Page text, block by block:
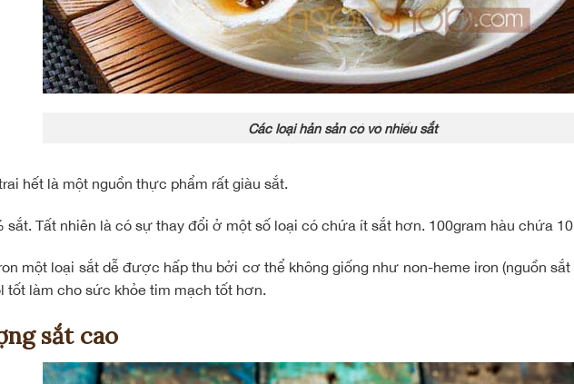
Các loại hản sản có vỏ nhiều sắt
hết là một nguồn thực phẩm rất giàu sắt.
sắt. Tất nhiên là có sự thay đổi ở một số loại có chứa ít sắt hơn. 100gram hàu chứa
một loại sắt dễ được hấp thu bởi cơ thể không giống như non-heme iron (nguồn
tốt làm cho sức khỏe tim mạch tốt hơn.
sắt cao